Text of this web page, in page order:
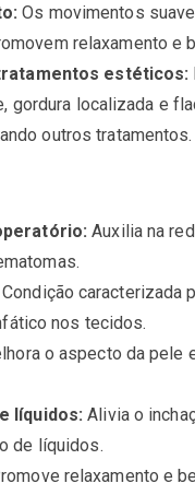
Os movimentos
relaxamento e
estéticos:
gordura localizada e
outros tratamentos.
Auxilia na
Condição caracterizada
nos tecidos.
o aspecto da pele
líquidos: Alivia o
de líquidos.
relaxamento e